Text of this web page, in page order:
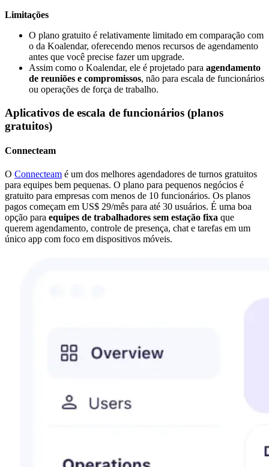
Limitações
O plano gratuito é relativamente limitado em comparação com
o da Koalendar, oferecendo menos recursos de agendamento
antes que você precise fazer um upgrade.
Assim como o Koalendar, ele é projetado para agendamento
de reuniões e compromissos, não para escala de funcionários
ou operações de força de trabalho.
Aplicativos de escala de funcionários (planos
gratuitos)
Connecteam
O Connecteam é um dos melhores agendadores de turnos gratuitos
para equipes bem pequenas. O plano para pequenos negócios é
gratuito para empresas com menos de 10 funcionários. Os planos
pagos começam em US$ 29/mês para até 30 usuários. É uma boa
opção para equipes de trabalhadores sem estação fixa que
querem agendamento, controle de presença, chat e tarefas em um
único app com foco em dispositivos móveis.